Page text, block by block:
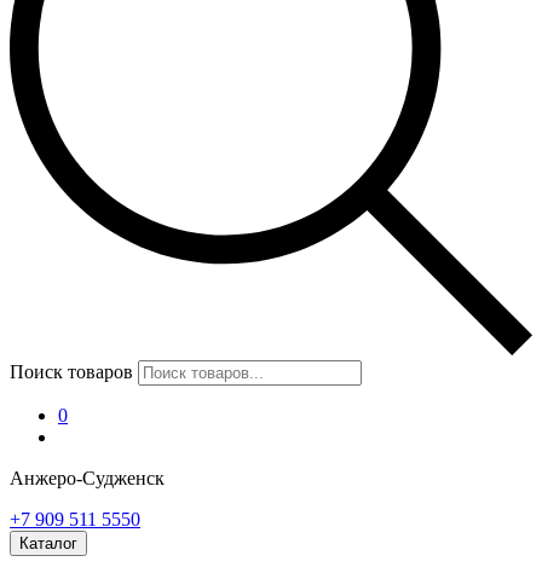
Поиск товаров
0
Анжеро-Судженск
+7 909 511 5550
Каталог